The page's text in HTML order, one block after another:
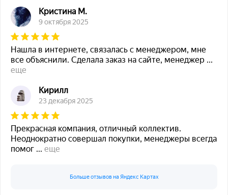
Кристина М.
9 октября 2025
Нашла в интернете, связалась с менеджером, мне
все объяснили. Сделала заказ на сайте, менеджер ...
еще
Кирилл
23 декабря 2025
Прекрасная компания, отличный коллектив.
Неоднократно совершал покупки, менеджеры всегда
помог ... еще
Больше отзывов на Яндекс Картах